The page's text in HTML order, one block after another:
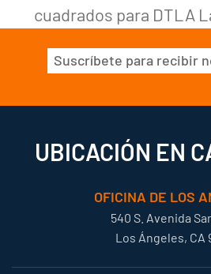
cuadrados para DTLA
Correo
UBICACIÓN EN
OFICINA DE LOS
540 S. Avenida
Los Ángeles, CA